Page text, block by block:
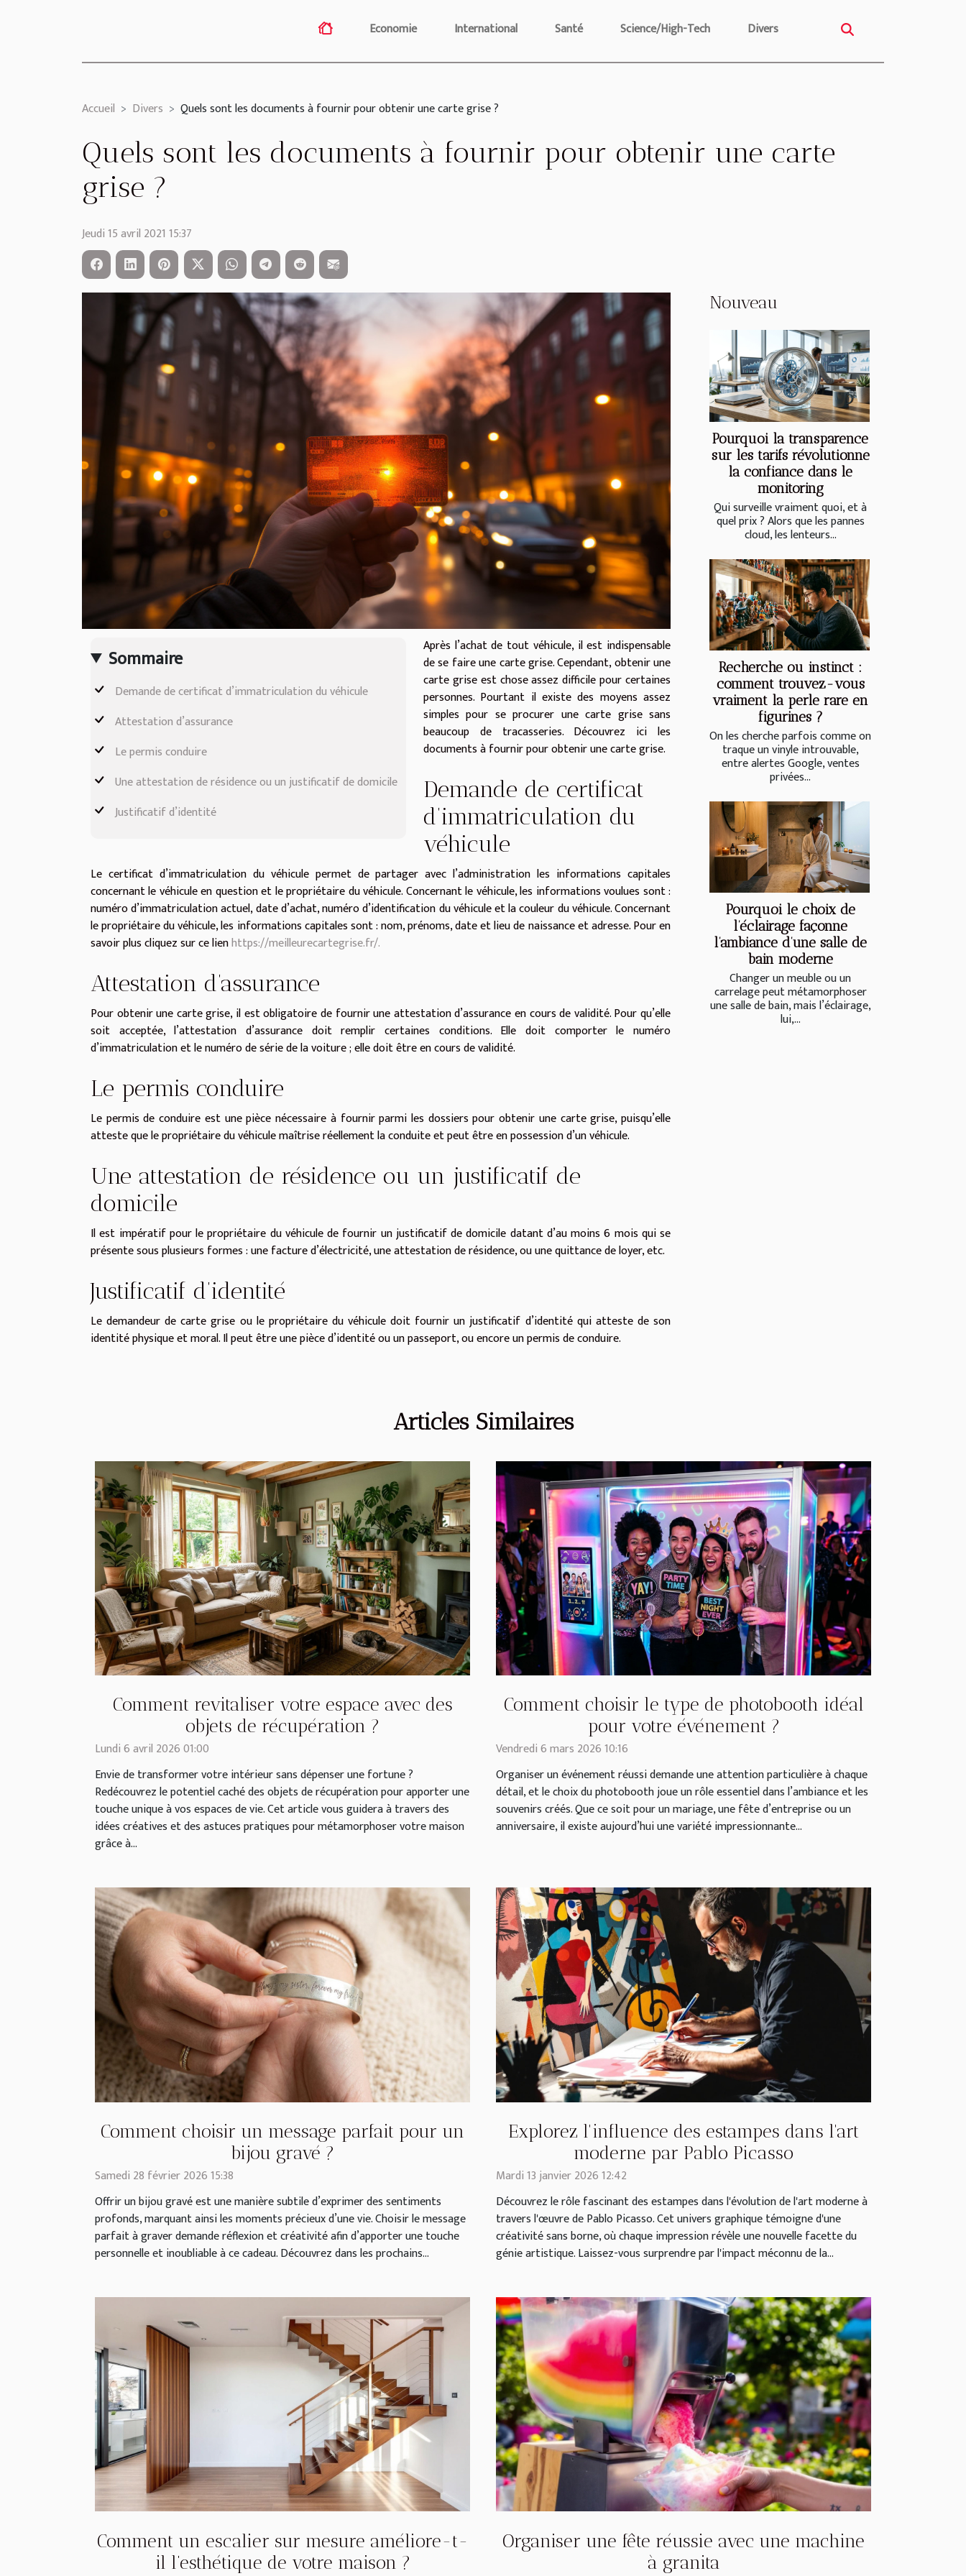
Economie International Santé Science/High-Tech Divers
Accueil Divers Quels sont les documents à fournir pour obtenir une carte grise ?
Quels sont les documents à fournir pour obtenir une carte
grise ?
Jeudi 15 avril 2021 15:37
Sommaire
Demande de certificat d’immatriculation du véhicule
Attestation d’assurance
Le permis conduire
Une attestation de résidence ou un justificatif de domicile
Justificatif d’identité
Après l’achat de tout véhicule, il est indispensable
de se faire une carte grise. Cependant, obtenir une
carte grise est chose assez difficile pour certaines
personnes. Pourtant il existe des moyens assez
simples pour se procurer une carte grise sans
beaucoup de tracasseries. Découvrez ici les
documents à fournir pour obtenir une carte grise.
Demande de certificat
d’immatriculation du
véhicule
Le certificat d’immatriculation du véhicule permet de partager avec l’administration les informations capitales
concernant le véhicule en question et le propriétaire du véhicule. Concernant le véhicule, les informations voulues sont :
numéro d’immatriculation actuel, date d’achat, numéro d’identification du véhicule et la couleur du véhicule. Concernant
le propriétaire du véhicule, les informations capitales sont : nom, prénoms, date et lieu de naissance et adresse. Pour en
savoir plus cliquez sur ce lienhttps://meilleurecartegrise.fr/.
Attestation d’assurance
Pour obtenir une carte grise, il est obligatoire de fournir une attestation d’assurance en cours de validité. Pour qu’elle
soit acceptée, l’attestation d’assurance doit remplir certaines conditions. Elle doit comporter le numéro
d’immatriculation et le numéro de série de la voiture ; elle doit être en cours de validité.
Le permis conduire
Le permis de conduire est une pièce nécessaire à fournir parmi les dossiers pour obtenir une carte grise, puisqu’elle
atteste que le propriétaire du véhicule maîtrise réellement la conduite et peut être en possession d’un véhicule.
Une attestation de résidence ou un justificatif de
domicile
Il est impératif pour le propriétaire du véhicule de fournir un justificatif de domicile datant d’au moins 6 mois qui se
présente sous plusieurs formes : une facture d’électricité, une attestation de résidence, ou une quittance de loyer, etc.
Justificatif d’identité
Le demandeur de carte grise ou le propriétaire du véhicule doit fournir un justificatif d’identité qui atteste de son
identité physique et moral. Il peut être une pièce d’identité ou un passeport, ou encore un permis de conduire.
Nouveau
Pourquoi la transparence
sur les tarifs révolutionne
la confiance dans le
monitoring
Qui surveille vraiment quoi, et à
quel prix ? Alors que les pannes
cloud, les lenteurs...
Recherche ou instinct :
comment trouvez-vous
vraiment la perle rare en
figurines ?
On les cherche parfois comme on
traque un vinyle introuvable,
entre alertes Google, ventes
privées...
Pourquoi le choix de
l’éclairage façonne
l’ambiance d’une salle de
bain moderne
Changer un meuble ou un
carrelage peut métamorphoser
une salle de bain, mais l’éclairage,
lui,...
Articles Similaires
Comment revitaliser votre espace avec des
objets de récupération ?
Lundi 6 avril 2026 01:00
Envie de transformer votre intérieur sans dépenser une fortune ?
Redécouvrez le potentiel caché des objets de récupération pour apporter une
touche unique à vos espaces de vie. Cet article vous guidera à travers des
idées créatives et des astuces pratiques pour métamorphoser votre maison
grâce à...
Comment choisir le type de photobooth idéal
pour votre événement ?
Vendredi 6 mars 2026 10:16
Organiser un événement réussi demande une attention particulière à chaque
détail, et le choix du photobooth joue un rôle essentiel dans l’ambiance et les
souvenirs créés. Que ce soit pour un mariage, une fête d’entreprise ou un
anniversaire, il existe aujourd’hui une variété impressionnante...
Comment choisir un message parfait pour un
bijou gravé ?
Samedi 28 février 2026 15:38
Offrir un bijou gravé est une manière subtile d’exprimer des sentiments
profonds, marquant ainsi les moments précieux d’une vie. Choisir le message
parfait à graver demande réflexion et créativité afin d’apporter une touche
personnelle et inoubliable à ce cadeau. Découvrez dans les prochains...
Explorez l'influence des estampes dans l'art
moderne par Pablo Picasso
Mardi 13 janvier 2026 12:42
Découvrez le rôle fascinant des estampes dans l'évolution de l'art moderne à
travers l'œuvre de Pablo Picasso. Cet univers graphique témoigne d'une
créativité sans borne, où chaque impression révèle une nouvelle facette du
génie artistique. Laissez-vous surprendre par l'impact méconnu de la...
Comment un escalier sur mesure améliore-t-
il l’esthétique de votre maison ?
Organiser une fête réussie avec une machine
à granita